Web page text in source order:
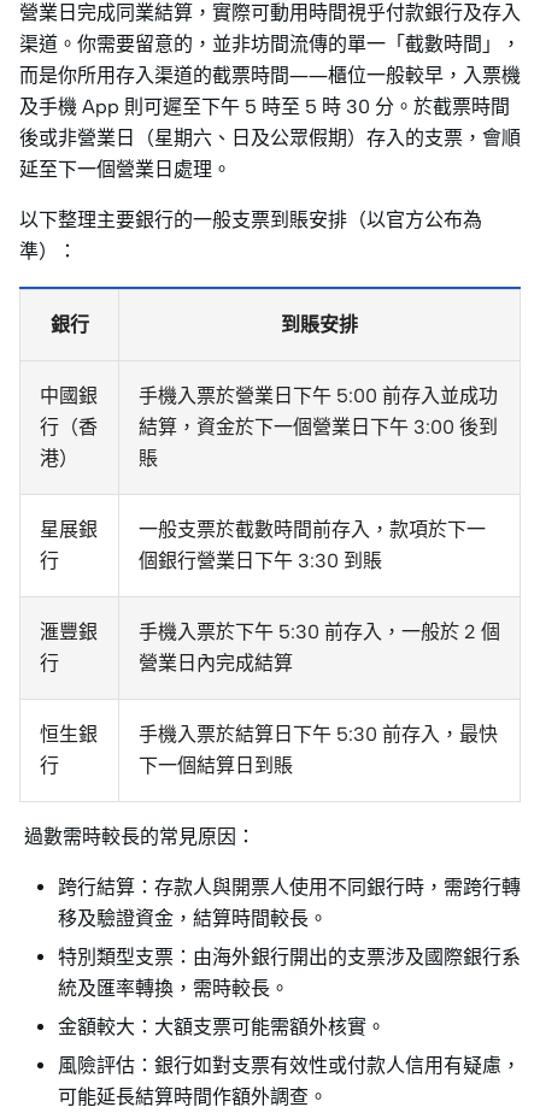
營業日完成同業結算，實際可動用時間視乎付款銀行及存入
渠道。你需要留意的，並非坊間流傳的單一「截數時間」，
而是你所用存入渠道的截票時間——櫃位一般較早，入票機
及手機 App 則可遲至下午 5 時至 5 時 30 分。於截票時間
後或非營業日（星期六、日及公眾假期）存入的支票，會順
延至下一個營業日處理。
以下整理主要銀行的一般支票到賬安排（以官方公布為
準）：
銀行 到賬安排
中國銀
行（香
港）
手機入票於營業日下午 5:00 前存入並成功
結算，資金於下一個營業日下午 3:00 後到
賬
星展銀
行
一般支票於截數時間前存入，款項於下一
個銀行營業日下午 3:30 到賬
滙豐銀
行
手機入票於下午 5:30 前存入，一般於 2 個
營業日內完成結算
恒生銀
行
手機入票於結算日下午 5:30 前存入，最快
下一個結算日到賬
過數需時較長的常見原因：
跨行結算：存款人與開票人使用不同銀行時，需跨行轉
移及驗證資金，結算時間較長。
特別類型支票：由海外銀行開出的支票涉及國際銀行系
統及匯率轉換，需時較長。
金額較大：大額支票可能需額外核實。
風險評估：銀行如對支票有效性或付款人信用有疑慮，
可能延長結算時間作額外調查。